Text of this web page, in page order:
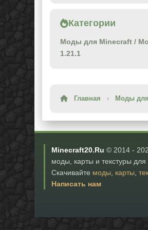
Категории
Моды для Minecraft /
1.21.1
Главная › Моды
Minecraft20.Ru © 2014 -
моды, карты и текстуры для
Скачивайте моды карты
Написать нам